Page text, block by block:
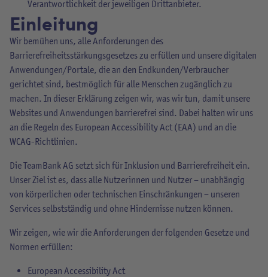
Verantwortlichkeit der jeweiligen Drittanbieter.
Einleitung
Wir bemühen uns, alle Anforderungen des
Barrierefreiheitsstärkungsgesetzes zu erfüllen und unsere digitalen
Anwendungen/Portale, die an den Endkunden/Verbraucher
gerichtet sind, bestmöglich für alle Menschen zugänglich zu
machen. In dieser Erklärung zeigen wir, was wir tun, damit unsere
Websites und Anwendungen barrierefrei sind. Dabei halten wir uns
an die Regeln des European Accessibility Act (EAA) und an die
WCAG-Richtlinien.
Die TeamBank AG setzt sich für Inklusion und Barrierefreiheit ein.
Unser Ziel ist es, dass alle Nutzerinnen und Nutzer – unabhängig
von körperlichen oder technischen Einschränkungen – unseren
Services selbstständig und ohne Hindernisse nutzen können.
Wir zeigen, wie wir die Anforderungen der folgenden Gesetze und
Normen erfüllen:
European Accessibility Act